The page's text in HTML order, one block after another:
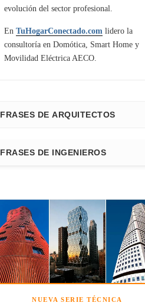
evolución del sector profesional.
En TuHogarConectado.com lidero la
consultoría en Domótica, Smart Home y
Movilidad Eléctrica AECO.
FRASES DE ARQUITECTOS
Adrian Smith
Richard Rogers
David Chipperfield
Kazuyo Sejima
FRASES DE INGENIEROS
Leslie E. Robertson
Félix Cándela
NUEVA SERIE TÉCNICA